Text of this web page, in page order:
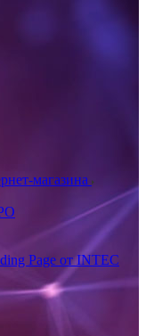
магазина
Page от INTEC